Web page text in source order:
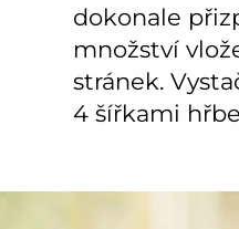
dokonale
množství
stránek.
4 šířkami